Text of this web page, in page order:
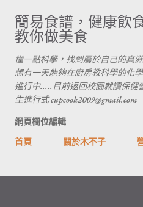
跳到主
簡易食譜，健康飲
教你做美食
懂一點科學，找到屬於自己的真
想有一天能夠在廚房教科學的化
進行中.....目前返回校園就讀保健
生進行式 cupcook2009@gmail.com
網頁欄位編輯
首頁
關於木不子